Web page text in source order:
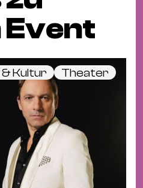
Event
Kultur Theater